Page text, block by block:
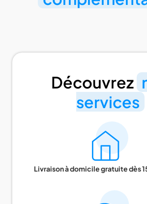
Découvrez
services
Livraison à domicile gratuite dès